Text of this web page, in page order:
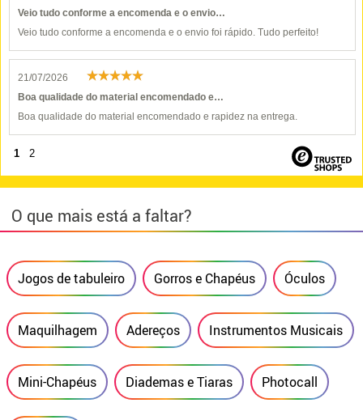
Veio tudo conforme a encomenda e o envio…
Veio tudo conforme a encomenda e o envio foi rápido. Tudo perfeito!
21/07/2026
Boa qualidade do material encomendado e…
Boa qualidade do material encomendado e rapidez na entrega.
1 2
O que mais está a faltar?
Jogos de tabuleiro Gorros e Chapéus Óculos
Maquilhagem Adereços Instrumentos Musicais
Mini-Chapéus Diademas e Tiaras Photocall